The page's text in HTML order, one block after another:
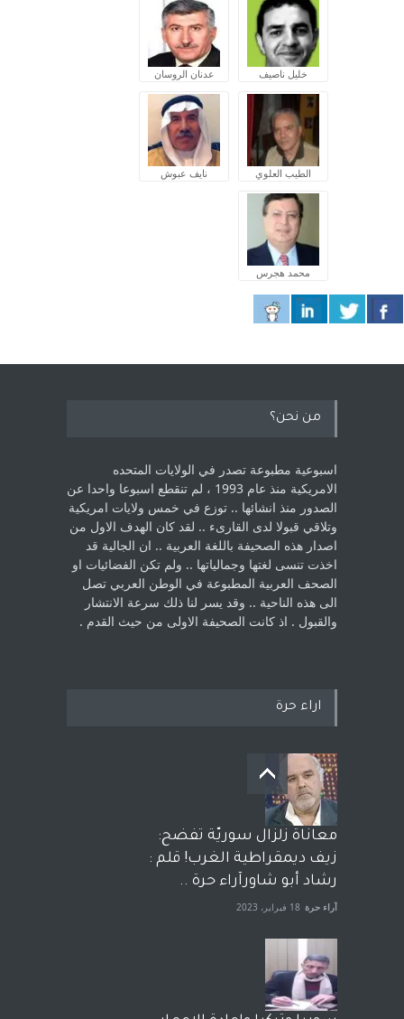
خليل ناصيف عدنان الروسان
الطيب العلوي نايف عبوش
محمد هجرس
من نحن؟
اسبوعية مطبوعة تصدر في الولايات المتحده
الامريكية منذ عام 1993 ، لم ‏تنقطع اسبوعا واحدا عن
الصدور منذ انشائها .. توزع في خمس ولايات امريكية
‏وتلاقي قبولا لدى القارىء ..‏ لقد كان الهدف الاول من
اصدار هذه الصحيفة باللغة العربية .. ان الجالية قد
اخذت ‏تنسى لغتها وجمالياتها .. ولم تكن الفضائيات او
الصحف العربية المطبوعة في الوطن ‏العربي تصل
الى هذه الناحية .. وقد يسر لنا ذلك سرعة الانتشار
والقبول . اذ كانت ‏الصحيفة الاولى من حيث القدم . ‏
اراء حرة
معاناة زلزال سوريّة تفضح:
زيف ديمقراطية الغرب! قلم :
رشاد أبو شاورآراء حرة ..
آراء حرة 18 فبراير، 2023